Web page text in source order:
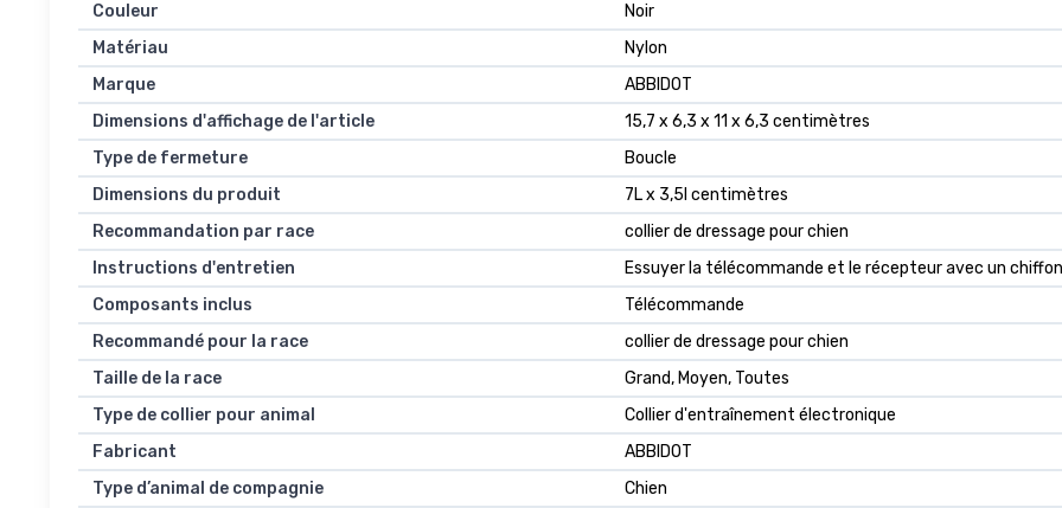
Couleur
Noir
Matériau
Nylon
Marque
ABBIDOT
Dimensions d'affichage de l'article
15,7 x 6,3 x 11 x 6,3 centimètres
Type de fermeture
Boucle
Dimensions du produit
7L x 3,5l centimètres
Recommandation par race
collier de dressage pour chien
Instructions d'entretien
Essuyer la télécommande et le récepteur avec un
Composants inclus
Télécommande
Recommandé pour la race
collier de dressage pour chien
Taille de la race
Grand, Moyen, Toutes
Type de collier pour animal
Collier d'entraînement électronique
Fabricant
ABBIDOT
Type d’animal de compagnie
Chien